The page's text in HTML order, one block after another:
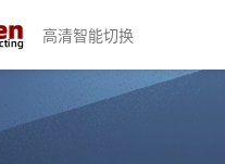
高清智能切换